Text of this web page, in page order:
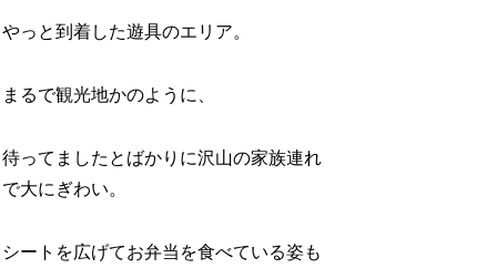
やっと到着した遊具のエリア。
まるで観光地かのように、
待ってましたとばかりに沢山の家族連れ
で大にぎわい。
シートを広げてお弁当を食べている姿も